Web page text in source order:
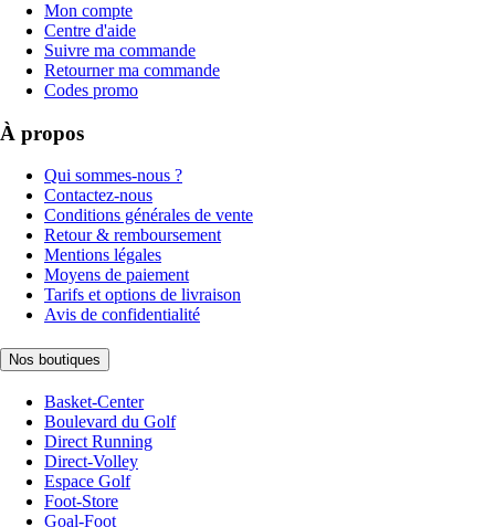
Mon compte
Centre d'aide
Suivre ma commande
Retourner ma commande
Codes promo
À propos
Qui sommes-nous ?
Contactez-nous
Conditions générales de vente
Retour & remboursement
Mentions légales
Moyens de paiement
Tarifs et options de livraison
Avis de confidentialité
Nos boutiques
Basket-Center
Boulevard du Golf
Direct Running
Direct-Volley
Espace Golf
Foot-Store
Goal-Foot